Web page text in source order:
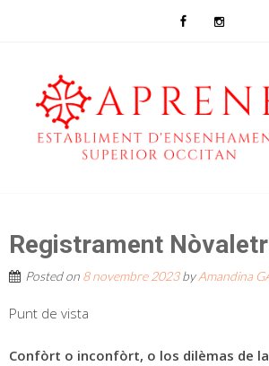
Registrament
Posted on 8 novembre 2023byAmandina
Punt de vista
Confòrt o inconfòrt, o los dilèmas de